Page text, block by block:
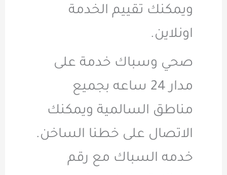
ويمكنك تقييم الخدمة
اونلاين.
صحي وسباك خدمة على
مدار 24 ساعه بجميع
مناطق السالمية ويمكنك
الاتصال على خطنا الساخن.
خدمه السباك مع رقم